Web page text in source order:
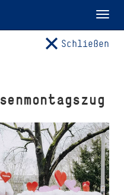
Schließen